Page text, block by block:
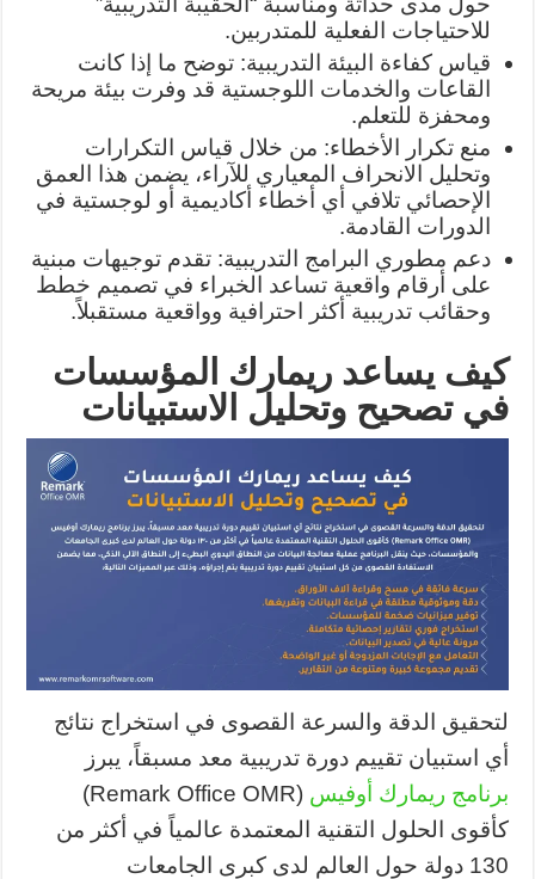
للاحتياجات الفعلية للمتدربين.
قياس كفاءة البيئة التدريبية: توضح ما إذا كانت
القاعات والخدمات اللوجستية قد وفرت بيئة مريحة
ومحفزة للتعلم.
منع تكرار الأخطاء: من خلال قياس التكرارات
وتحليل الانحراف المعياري للآراء، يضمن هذا العمق
الإحصائي تلافي أي أخطاء أكاديمية أو لوجستية في
الدورات القادمة.
دعم مطوري البرامج التدريبية: تقدم توجيهات مبنية
على أرقام واقعية تساعد الخبراء في تصميم خطط
وحقائب تدريبية أكثر احترافية وواقعية مستقبلاً.
كيف يساعد ريمارك المؤسسات
في تصحيح وتحليل الاستبيانات
لتحقيق الدقة والسرعة القصوى في استخراج نتائج
أي استبيان تقييم دورة تدريبية معد مسبقاً، يبرز
برنامج ريمارك أوفيس
(Remark Office OMR)
كأقوى الحلول التقنية المعتمدة عالمياً في أكثر من
130 دولة حول العالم لدى كبرى الجامعات